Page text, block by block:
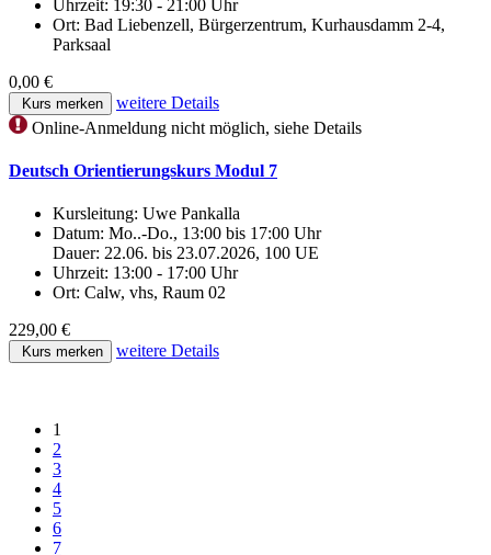
Uhrzeit: 19:30 - 21:00 Uhr
Ort: Bad Liebenzell, Bürgerzentrum, Kurhausdamm 2-4,
Parksaal
0,00 €
Kurs merken
weitere Details
Online-Anmeldung nicht möglich, siehe Details
Deutsch Orientierungskurs Modul 7
Kursleitung: Uwe Pankalla
Datum: Mo..-Do., 13:00 bis 17:00 Uhr
Dauer: 22.06. bis 23.07.2026, 100 UE
Uhrzeit: 13:00 - 17:00 Uhr
Ort: Calw, vhs, Raum 02
229,00 €
Kurs merken weitere Details
1
2
3
4
5
6
7